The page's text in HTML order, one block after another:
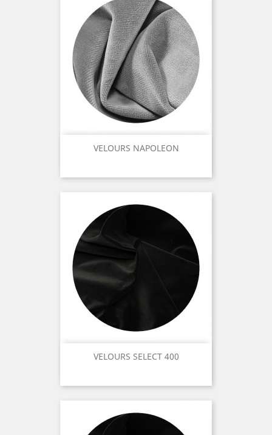
VELOURS NAPOLEON
VELOURS SELECT 400